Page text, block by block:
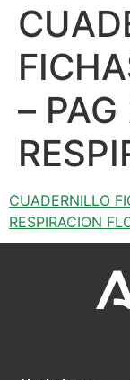
–
CUADERNILLO
RESPIRACION